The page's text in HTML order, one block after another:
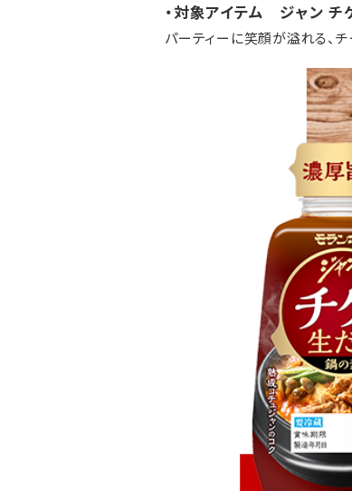
・対象アイテム ジャン チ
パーティーに笑顔が溢れる、チ